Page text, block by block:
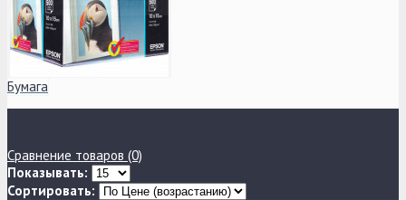
Бумага
Сравнение товаров (0)
Показывать:
Сортировать: